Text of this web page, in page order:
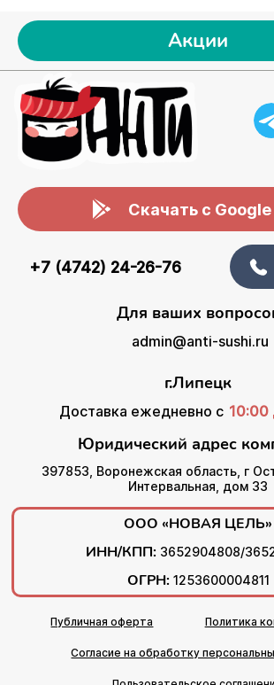
Акции
Скачать с Google
+7 (4742) 24-26-76
Для ваших
admin@anti-sushi.ru
г.Липецк
Доставка ежедневно с 10:00
Юридический адрес
397853, Воронежская область, г
Интервальная, дом 33
ООО «НОВАЯ ЦЕЛЬ»
ИНН/КПП: 3652904808/
ОГРН: 1253600004811
Публичная оферта Политика
Согласие на обработку